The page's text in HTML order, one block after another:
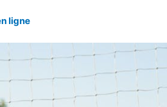
ligne